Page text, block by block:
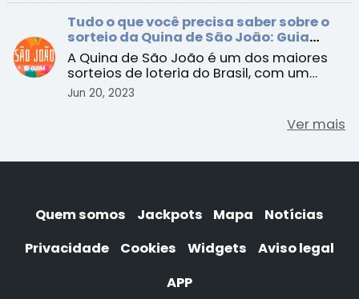
Tudo o que você precisa saber sobre o
sorteio da Quina de São João: Guia
completo
A Quina de São João é um dos maiores
sorteios de loteria do Brasil, com um
Jun 20, 2023
Ver mais
Quem somos Jackpots Mapa
Notícias
Privacidade
Cookies Widgets
Aviso legal
APP